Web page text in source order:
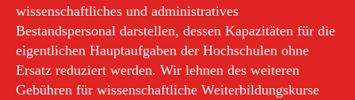
wissenschaftliches und administratives
Bestandspersonal darstellen, dessen Kapazitäten für die
eigentlichen Hauptaufgaben der Hochschulen ohne
Ersatz reduziert werden. Wir lehnen des weiteren
Gebühren für wissenschaftliche Weiterbildungskurse